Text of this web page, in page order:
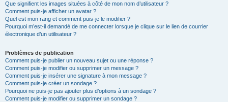
Que signifient les images situées à côté de mon nom d’utilisateur ?
Comment puis-je afficher un avatar ?
Quel est mon rang et comment puis-je le modifier ?
Pourquoi m’est-il demandé de me connecter lorsque je clique sur le lien de courrier
électronique d’un utilisateur ?
Problèmes de publication
Comment puis-je publier un nouveau sujet ou une réponse ?
Comment puis-je modifier ou supprimer un message ?
Comment puis-je insérer une signature à mon message ?
Comment puis-je créer un sondage ?
Pourquoi ne puis-je pas ajouter plus d’options à un sondage ?
Comment puis-je modifier ou supprimer un sondage ?